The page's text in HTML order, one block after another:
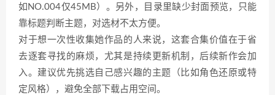
如NO.004仅45MB）。另外，目录里缺少封面预览，只能
靠标题判断主题，对选材不太方便。
对于想一次性收集她作品的人来说，这套合集价值在于省
去逐套寻找的麻烦，尤其是持续更新机制，后续新作会加
入。建议优先挑选自己感兴趣的主题（比如角色还原或特
定风格），避免全部下载占用空间。